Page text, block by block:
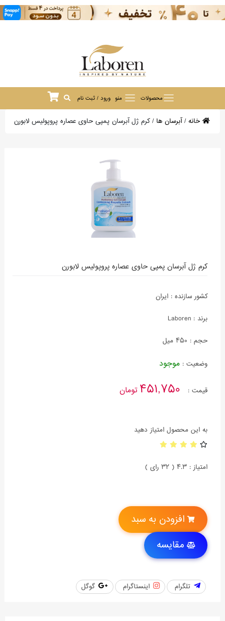
محصولات منو ورود / ثبت نام
خانه/آبرسان ها /کرم ژل آبرسان پمپی حاوی عصاره پروپولیس لابورن
کرم ژل آبرسان پمپی حاوی عصاره پروپولیس لابورن
کشور سازنده : ایران
برند : Laboren
حجم : 450 میل
وضعیت : موجود
قیمت : 451,750 تومان
به این محصول امتیاز دهید
امتیاز : 4.3 ( 32 رای )
افزودن به سبد
مقایسه
تلگرام اینستاگرام گوگل